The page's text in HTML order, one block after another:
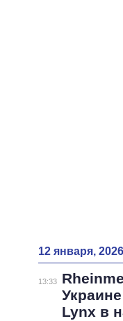
12 января, 2026
13:33
Lynx в